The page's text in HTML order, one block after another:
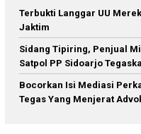
Terbukti Langgar UU
Jaktim
Sidang Tipiring, Penjual
Satpol PP Sidoarjo
Bocorkan Isi Mediasi
Tegas Yang Menjerat